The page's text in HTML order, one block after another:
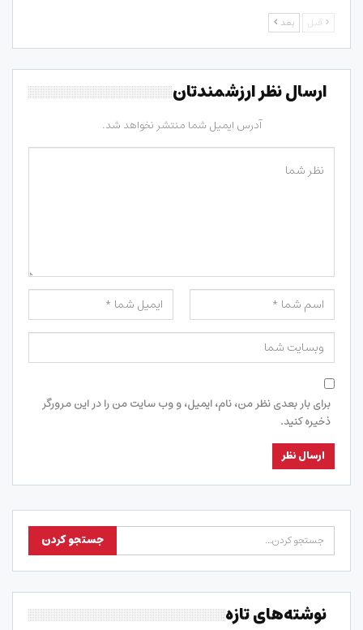
قبل بعد
ارسال نظر ارزشمندتان
آدرس ایمیل شما منتشر نخواهد شد.
برای بار بعدی نظر من، نام، ایمیل، و وب سایت من را در این مرورگر
ذخیره کنید.
نوشته‌های تازه